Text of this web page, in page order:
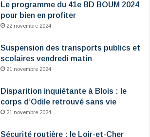
Le programme du 41e BD BOUM 2024
pour bien en profiter
22 novembre 2024
Suspension des transports publics et
scolaires vendredi matin
21 novembre 2024
Disparition inquiétante à Blois : le
corps d’Odile retrouvé sans vie
21 novembre 2024
Sécurité routière : le Loir-et-Cher